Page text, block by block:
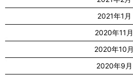
2021年1月
2020年11月
2020年10月
2020年9月